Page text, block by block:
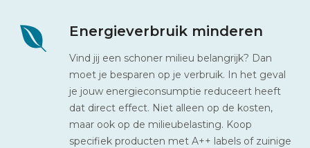
Energieverbruik minderen
Vind jij een schoner milieu belangrijk? Dan
moet je besparen op je verbruik. In het geval
je jouw energieconsumptie reduceert heeft
dat direct effect. Niet alleen op de kosten,
maar ook op de milieubelasting. Koop
specifiek producten met A++ labels of zuinige